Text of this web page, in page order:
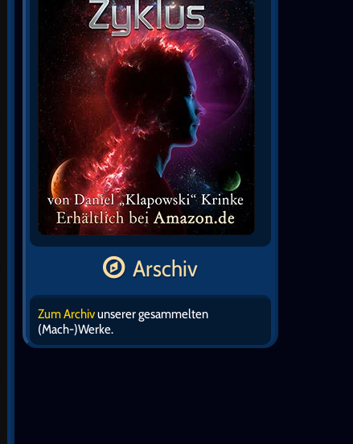
Arschiv
Zum Archivunserer gesammelten
(Mach-)Werke.